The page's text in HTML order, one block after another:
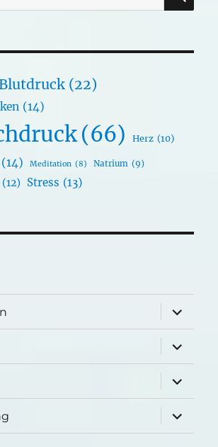
(22)
(14)
(66) Herz (10)
(14) Meditation (8) Natrium (9)
(12) Stress (13)
öffnen
öffnen
öffnen
öffnen